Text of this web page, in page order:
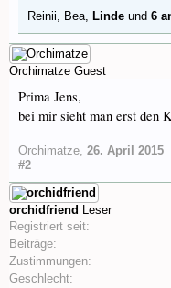
Reinii, Bea, Linde und 6
Orchimatze Guest
Prima Jens,
bei mir sieht man erst den
Orchimatze, 26. April 2015
#2
orchidfriend Leser
Registriert seit:
Beiträge:
Zustimmungen:
Geschlecht: